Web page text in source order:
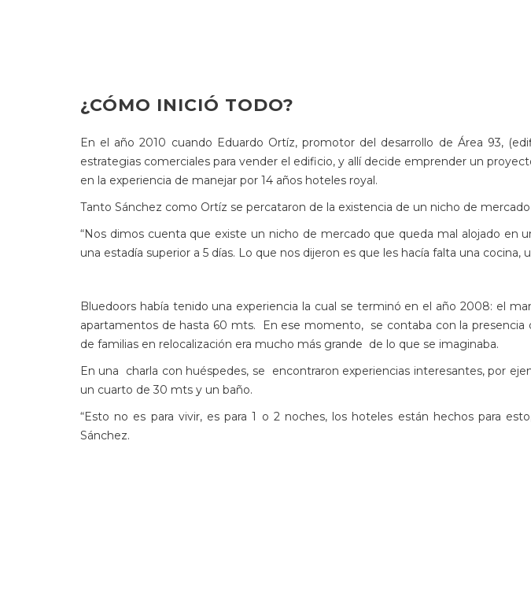
¿CÓMO INICIÓ TODO?
En el año 2010 cuando Eduardo Ortíz, promotor del desarrollo de Área 93,
estrategias comerciales para vender el edificio, y allí decide emprender un
en la experiencia de manejar por 14 años hoteles royal.
Tanto Sánchez como Ortíz se percataron de la existencia de un nicho de
“Nos dimos cuenta que existe un nicho de mercado que queda mal alojado en
una estadía superior a 5 días. Lo que nos dijeron es que les hacía falta una
Bluedoors había tenido una experiencia la cual se terminó en el año 2008: el
apartamentos de hasta 60 mts. En ese momento, se contaba con la
de familias en relocalización era mucho más grande de lo que se imaginaba.
En una charla con huéspedes, se encontraron experiencias interesantes, por
un cuarto de 30 mts y un baño.
“Esto no es para vivir, es para 1 o 2 noches, los hoteles están hechos para
Sánchez.